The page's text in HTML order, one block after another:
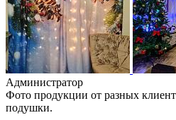
Администратор
Фото продукции от разных
подушки.